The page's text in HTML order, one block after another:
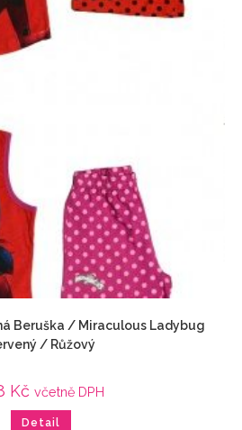
Beruška / Miraculous Ladybug
/ Růžový
Kč včetně DPH
Detail